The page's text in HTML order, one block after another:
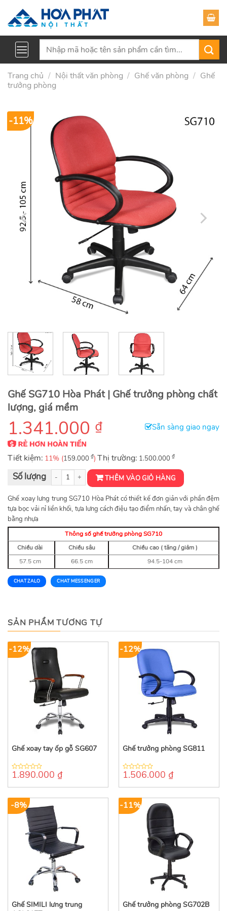
Tìm
Trang chủ / Nội thất văn phòng / Ghế văn phòng / Ghế
trưởng phòng
-11%
Ghế SG710 Hòa Phát | Ghế trưởng phòng chất
lượng, giá mềm
1.341.000 ₫ Sẵn sàng giao ngay
Tiết kiệm: 11% (159.000 ₫) Thị trường: 1.500.000 ₫
Ghế trưởng phòng SG710 số lượngTHÊM VÀO GIỎ HÀNG
Ghế xoay lưng trung SG710 Hòa Phát có thiết kế đơn giản với phần đệm
tựa bọc vải nỉ liền khối, tựa lưng cách điệu tạo điểm nhấn, tay và chân ghế
bằng nhựa
Thông số ghế trưởng phòng SG710
Chiều dài
Chiều sâu
Chiều cao ( tăng / giảm )
57.5 cm
66.5 cm 94.5-104 cm
CHAT ZALO CHAT MESSENGER
SẢN PHẨM TƯƠNG TỰ
-12%
Ghế xoay tay ốp gỗ SG607
0
of
1.890.000 ₫
-12%
Ghế trưởng phòng SG811
0
of
1.506.000 ₫
-8%
Ghế SIMILI lưng trung
-11%
Ghế trưởng phòng SG702B